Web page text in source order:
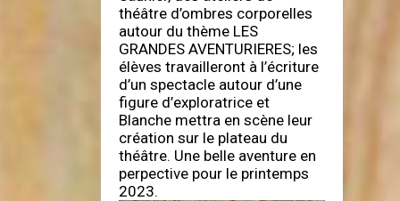
théâtre d’ombres corporelles
autour du thème LES
GRANDES AVENTURIERES; les
élèves travailleront à l’écriture
d’un spectacle autour d’une
figure d’exploratrice et
Blanche mettra en scène leur
création sur le plateau du
théâtre. Une belle aventure en
perpective pour le printemps
2023.